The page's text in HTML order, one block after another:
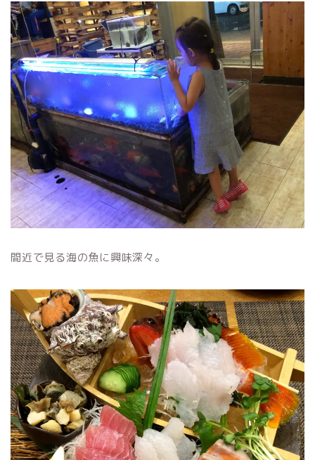
間近で見る海の魚に興味深々。